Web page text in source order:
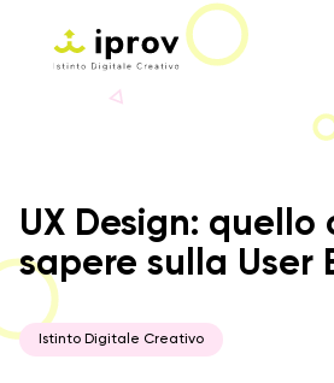
UX Design: quello
sapere sulla User
Istinto Digitale Creativo